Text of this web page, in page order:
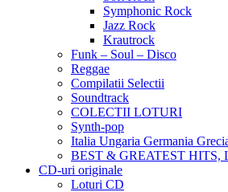
Symphonic Rock
Jazz Rock
Krautrock
Funk – Soul – Disco
Reggae
Compilatii Selectii
Soundtrack
COLECTII LOTURI
Synth-pop
Italia Ungaria Germania
BEST & GREATEST HITS,
CD-uri originale
Loturi CD